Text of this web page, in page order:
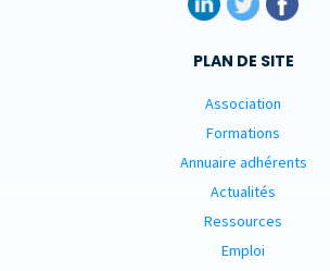
PLAN DE SITE
Association
Formations
Annuaire adhérents
Actualités
Ressources
Emploi